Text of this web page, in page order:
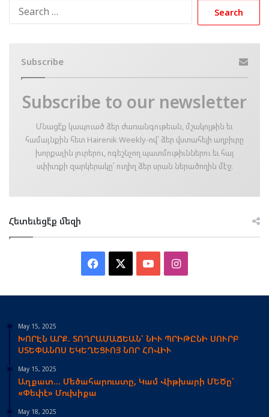
Subscribe
Subscribe to our newsletter
Մնացէ՛ք կապուած ձեր ժառանգութեան, մշակոյթին եւ
համայնքին հետ Hairenik Weekly-ով՝ ձեր վստահելի աղբիւրը
խորքային լուրերու, ոգեշնչող պատմութիւններու եւ հայ
սփիւռքի զարկերակը՝ ուղիղ ձեր սրան ներածողին մէջ։
Հետեւեցէ՛ք մեզի
Facebook YouTubeInstagram
May 15, 2025
ԽՈՐԷՆ ԱՐՔ. ՏՈՂՐԱՄԱՃԵԱՆ՝ ՆԻՒ ՊՐԻԹԸՆԻ ՍՈՒՐԲ
ՍՏԵՓԱՆՈՍ ԵԿԵՂԵՑՒՈՅ ՆՈՐ ՀՈՎԻՒ
May 15, 2025
Աղքատ… Մեծահարուստը, Կամ Վիթխարի ՄԵԾը՝
«Փեփէ» Մուխիքա
May 18, 2025